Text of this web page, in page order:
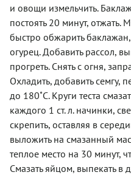
и овощи измельчить.
постоять 20 минут, отжать.
быстро обжарить
огурец. Добавить рассол,
прогреть. Снять с огня,
Охладить, добавить семгу,
до 180˚С. Круги теста
каждого 1 ст. л. начинки,
скрепить, оставляя в
выложить на смазанный
теплое место на 30 минут,
Смазать яйцом, выпекать в